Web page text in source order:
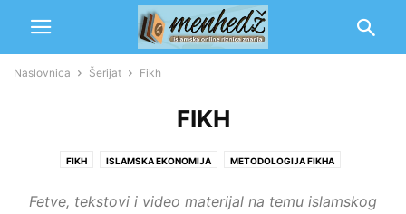
Naslovnica Šerijat Fikh
FIKH
FIKH ISLAMSKA EKONOMIJA METODOLOGIJA FIKHA
Fetve, tekstovi i video materijal na temu islamskog